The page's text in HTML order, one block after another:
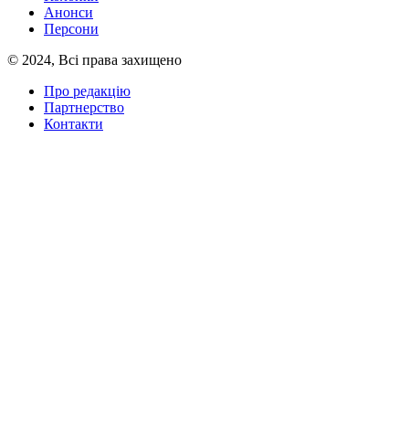
Анонси
Персони
© 2024, Всі права захищено
Про редакцію
Партнерство
Контакти